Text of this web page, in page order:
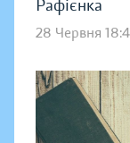
Рафієнка
28 Червня